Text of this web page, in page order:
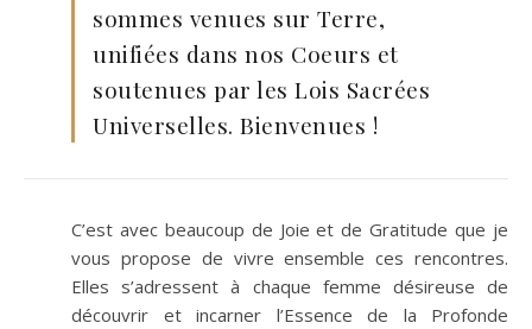
sommes venues sur Terre,
unifiées dans nos Coeurs et
soutenues par les Lois Sacrées
Universelles. Bienvenues !
C’est avec beaucoup de Joie et de Gratitude que je
vous propose de vivre ensemble ces rencontres.
Elles s’adressent à chaque femme désireuse de
découvrir et incarner l’Essence de la Profonde